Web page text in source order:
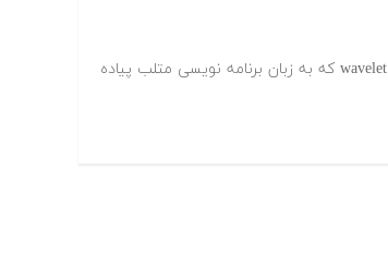
‫در ادامه کدها و برنامه های آماده تبدیلات موجک یا wavelet که به زبان برنامه نویسی متلب پیاده